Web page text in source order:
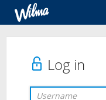
Log in